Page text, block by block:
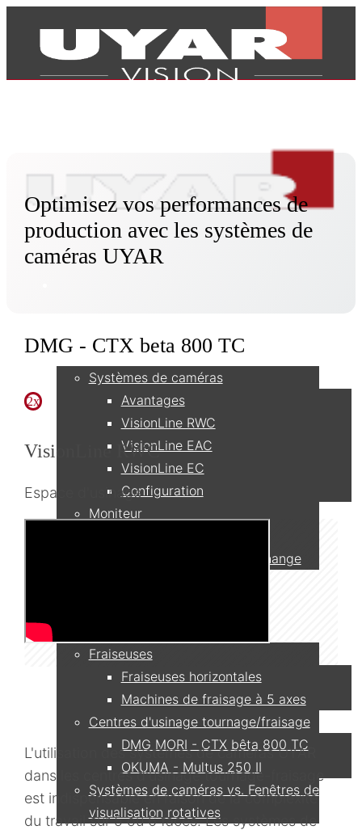
Systèmes de caméras
Avantages
VisionLine RWC
VisionLine EAC
VisionLine EC
Configuration
Moniteur
Accessoires et pièces de rechange
Fraiseuses
Fraiseuses horizontales
Machines de fraisage à 5 axes
Centres d'usinage tournage/fraisage
DMG MORI - CTX bêta 800 TC
OKUMA - Multus 250 II
Systèmes de caméras vs. Fenêtres de
visualisation rotatives
Optimisez vos performances de
production avec les systèmes de
caméras UYAR
DMG - CTX beta 800 TC
2x
VisionLine RWC
Espace d'usinage
L'utilisation des systèmes de caméras UYAR
dans les centres d'usinage tournage-fraisage
est indispensable en raison de la complexité
du travail sur 5 ou 6 faces. Les systèmes de